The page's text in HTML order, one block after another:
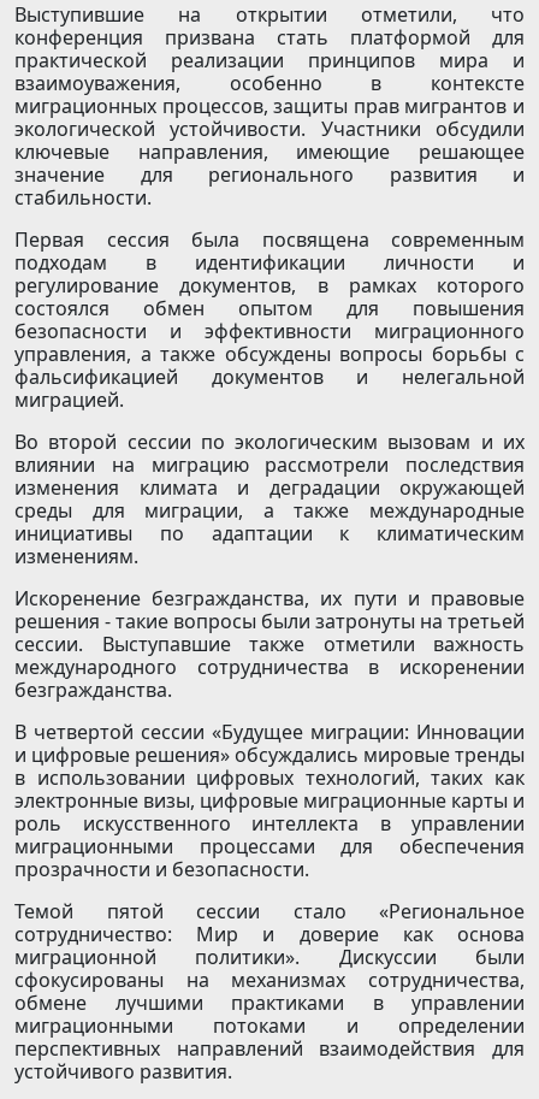
Выступившие на открытии отметили, что
конференция призвана стать платформой для
практической реализации принципов мира и
взаимоуважения, особенно в контексте
миграционных процессов, защиты прав мигрантов и
экологической устойчивости. Участники обсудили
ключевые направления, имеющие решающее
значение для регионального развития и
стабильности.
Первая сессия была посвящена современным
подходам в идентификации личности и
регулирование документов, в рамках которого
состоялся обмен опытом для повышения
безопасности и эффективности миграционного
управления, а также обсуждены вопросы борьбы с
фальсификацией документов и нелегальной
миграцией.
Во второй сессии по экологическим вызовам и их
влиянии на миграцию рассмотрели последствия
изменения климата и деградации окружающей
среды для миграции, а также международные
инициативы по адаптации к климатическим
изменениям.
Искоренение безгражданства, их пути и правовые
решения - такие вопросы были затронуты на третьей
сессии. Выступавшие также отметили важность
международного сотрудничества в искоренении
безгражданства.
В четвертой сессии «Будущее миграции: Инновации
и цифровые решения» обсуждались мировые тренды
в использовании цифровых технологий, таких как
электронные визы, цифровые миграционные карты и
роль искусственного интеллекта в управлении
миграционными процессами для обеспечения
прозрачности и безопасности.
Темой пятой сессии стало «Региональное
сотрудничество: Мир и доверие как основа
миграционной политики». Дискуссии были
сфокусированы на механизмах сотрудничества,
обмене лучшими практиками в управлении
миграционными потоками и определении
перспективных направлений взаимодействия для
устойчивого развития.